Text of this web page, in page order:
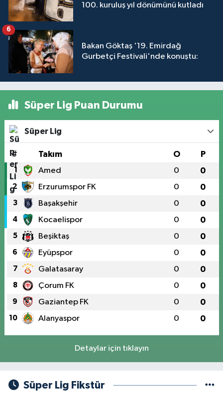
100. kuruluş yıl dönümünü kutladı
Bakan Göktaş '19. Emirdağ
Gurbetçi Festivali'nde konuştu:
6
Süper Lig Puan Durumu
Süper Lig
# Takım O P
1 Amed 0 0
2 Erzurumspor FK 0 0
3 Başakşehir 0 0
4 Kocaelispor 0 0
5 Beşiktaş 0 0
6 Eyüpspor 0 0
7 Galatasaray 0 0
8 Çorum FK 0 0
9 Gaziantep FK 0 0
10 Alanyaspor 0 0
Detaylar için tıklayın
Süper Lig Fikstür